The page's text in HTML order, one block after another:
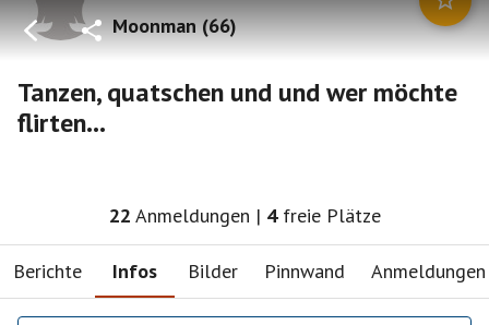
Moonman(66)
Tanzen, quatschen und und wer möchte
flirten...
22 Anmeldungen | 4 freie Plätze
Berichte Infos Bilder Pinnwand Anmeldungen